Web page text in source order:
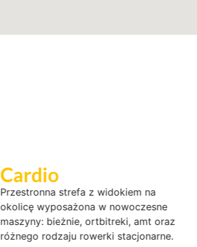
Cardio
Przestronna strefa z widokiem na
okolicę wyposażona w nowoczesne
maszyny: bieżnie, ortbitreki, amt oraz
różnego rodzaju rowerki stacjonarne.